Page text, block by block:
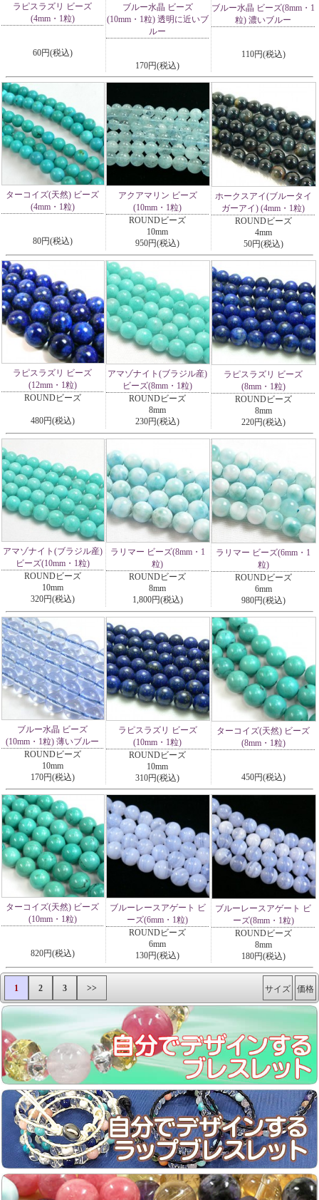
ラピスラズリ ビーズ
(4mm・1粒)
60円(税込)
ブルー水晶 ビーズ
(10mm・1粒) 透明に近いブ
ルー
170円(税込)
ブルー水晶 ビーズ(8mm・1
粒) 濃いブルー
110円(税込)
ターコイズ(天然) ビーズ
(4mm・1粒)
80円(税込)
アクアマリン ビーズ
(10mm・1粒)
ROUNDビーズ
10mm
950円(税込)
ホークスアイ(ブルータイ
ガーアイ) (4mm・1粒)
ROUNDビーズ
4mm
50円(税込)
ラピスラズリ ビーズ
(12mm・1粒)
ROUNDビーズ
480円(税込)
アマゾナイト(ブラジル産)
ビーズ(8mm・1粒)
ROUNDビーズ
8mm
230円(税込)
ラピスラズリ ビーズ
(8mm・1粒)
ROUNDビーズ
8mm
220円(税込)
アマゾナイト(ブラジル産)
ビーズ(10mm・1粒)
ROUNDビーズ
10mm
320円(税込)
ラリマー ビーズ(8mm・1
粒)
ROUNDビーズ
8mm
1,800円(税込)
ラリマー ビーズ(6mm・1
粒)
ROUNDビーズ
6mm
980円(税込)
ブルー水晶 ビーズ
(10mm・1粒) 薄いブルー
ROUNDビーズ
10mm
170円(税込)
ラピスラズリ ビーズ
(10mm・1粒)
ROUNDビーズ
10mm
310円(税込)
ターコイズ(天然) ビーズ
(8mm・1粒)
450円(税込)
ターコイズ(天然) ビーズ
(10mm・1粒)
820円(税込)
ブルーレースアゲート ビ
ーズ(6mm・1粒)
ROUNDビーズ
6mm
130円(税込)
ブルーレースアゲート ビ
ーズ(8mm・1粒)
ROUNDビーズ
8mm
180円(税込)
1 2 3 >> 価格
サイズ